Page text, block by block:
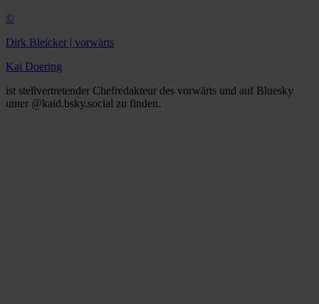
©
Dirk Bleicker | vorwärts
Kai Doering
ist stellvertretender Chefredakteur des vorwärts und auf Bluesky
unter @kaid.bsky.social zu finden.